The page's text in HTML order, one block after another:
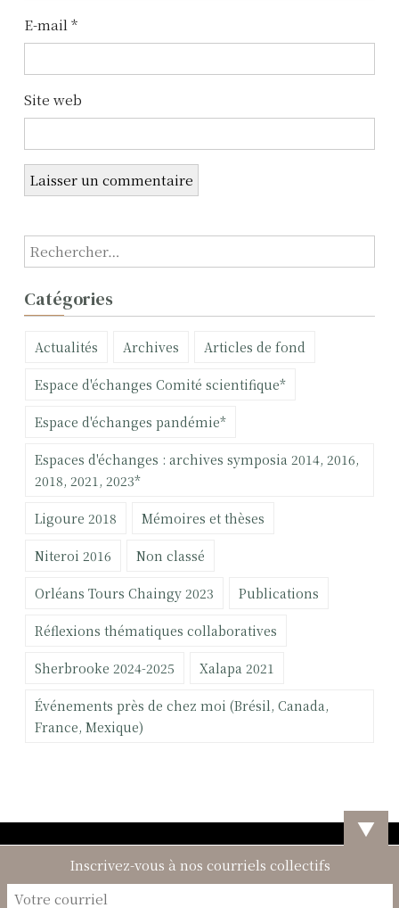
a
r
t
i
c
l
E-mail *
Site web
R
e
h
Catégories
Actualités Archives Articles de fond
Espace d'échanges Comité scientifique*
Espace d'échanges pandémie*
Espaces d'échanges : archives symposia 2014, 2016,
2018, 2021, 2023*
Ligoure 2018 Mémoires et thèses
Niteroi 2016 Non classé
Orléans Tours Chaingy 2023 Publications
Réflexions thématiques collaboratives
Sherbrooke 2024-2025 Xalapa 2021
Événements près de chez moi (Brésil, Canada,
France, Mexique)
▼
Inscrivez-vous à nos courriels collectifs